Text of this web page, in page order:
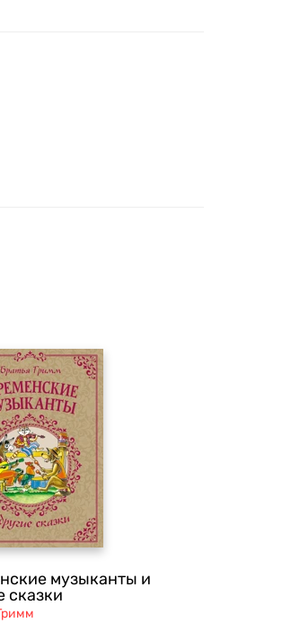
музыканты и
сказки